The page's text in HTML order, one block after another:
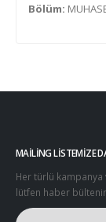
Bölüm:
MAILING LISTEMIZE
Her türlü
lütfen haber